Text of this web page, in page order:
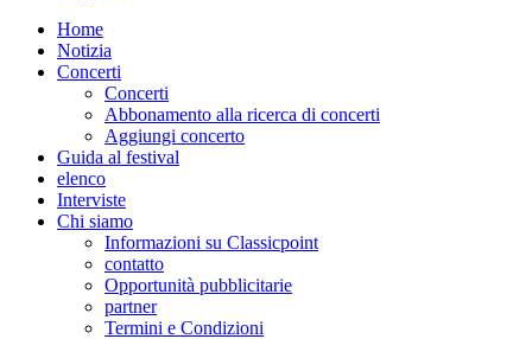
Home
Notizia
Concerti
Concerti
Abbonamento alla ricerca di concerti
Aggiungi concerto
Guida al festival
elenco
Interviste
Chi siamo
Informazioni su Classicpoint
contatto
Opportunità pubblicitarie
partner
Termini e Condizioni